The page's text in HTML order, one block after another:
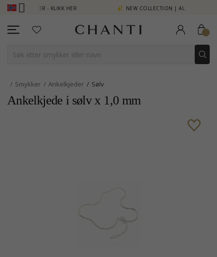
SE MER - KLIKK HER NEW COLLECTION | AURA
Smykker Ankelkjeder Sølv
Ankelkjede i sølv x 1,0 mm